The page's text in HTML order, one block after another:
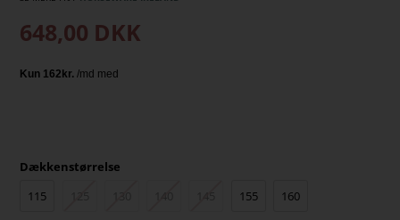
648,00 DKK
Dækkenstørrelse
115
155 160